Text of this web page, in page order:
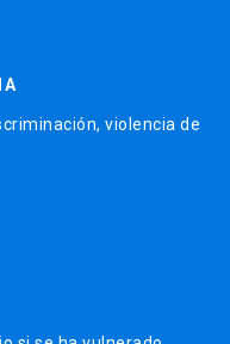
violencia de